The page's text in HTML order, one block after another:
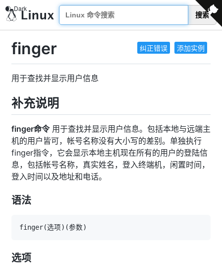
搜索
纠正错误 添加实例
finger
用于查找并显示用户信息
补充说明
finger命令用于查找并显示用户信息。包括本地与远端主
机的用户皆可，帐号名称没有大小写的差别。单独执行
finger指令，它会显示本地主机现在所有的用户的登陆信
息，包括帐号名称，真实姓名，登入终端机，闲置时间，
登入时间以及地址和电话。
语法
finger(选项) (参数)
选项